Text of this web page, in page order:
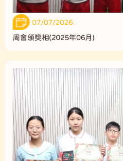
07/07/2026
周會頒獎相(2025年06月)